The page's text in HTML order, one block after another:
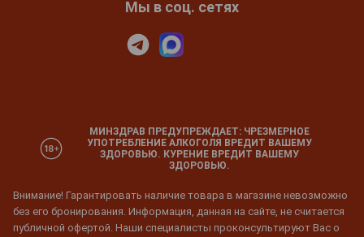
Мы в соц. сетях
МИНЗДРАВ ПРЕДУПРЕЖДАЕТ: ЧРЕЗМЕРНОЕ
УПОТРЕБЛЕНИЕ АЛКОГОЛЯ ВРЕДИТ ВАШЕМУ
ЗДОРОВЬЮ. КУРЕНИЕ ВРЕДИТ ВАШЕМУ
ЗДОРОВЬЮ.
Внимание! Гарантировать наличие товара в магазине невозможно
без его бронирования. Информация, данная на сайте, не считается
публичной офертой. Наши специалисты проконсультируют Вас о